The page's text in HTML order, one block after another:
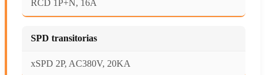
RCD 1P+N, 16A
SPD transitorias
xSPD 2P, AC380V, 20KA